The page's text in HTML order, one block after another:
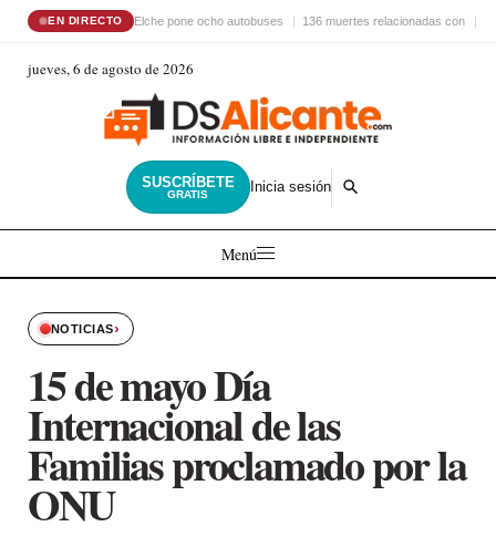
EN DIRECTO Elche pone ocho autobuses 136 muertes relacionadas con
jueves, 6 de agosto de 2026
SUSCRÍBETE
GRATIS Inicia sesión
Menú
NOTICIAS›
15 de mayo Día
Internacional de las
Familias proclamado por la
ONU